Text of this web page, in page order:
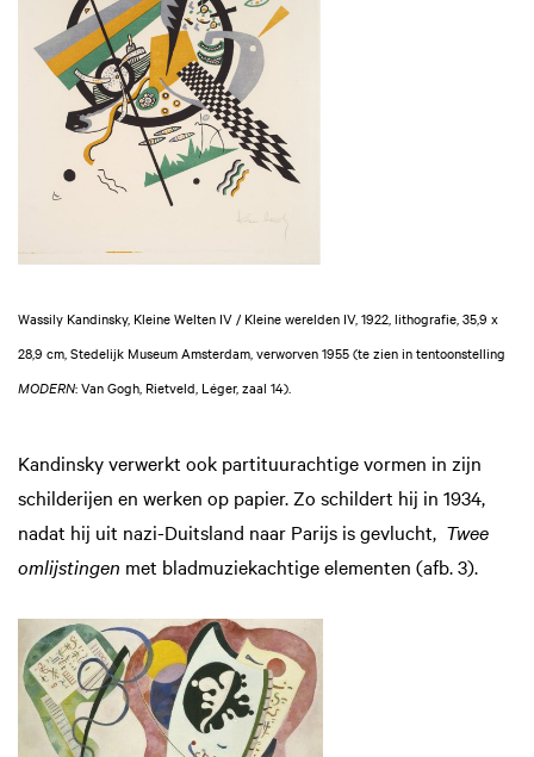
Wassily Kandinsky, Kleine Welten IV / Kleine werelden IV, 1922, lithografie, 35,9 x
28,9 cm, Stedelijk Museum Amsterdam, verworven 1955 (te zien in tentoonstelling
MODERN: Van Gogh, Rietveld, Léger, zaal 14).
Kandinsky verwerkt ook partituurachtige vormen in zijn
schilderijen en werken op papier. Zo schildert hij in 1934,
nadat hij uit nazi-Duitsland naar Parijs is gevlucht, Twee
omlijstingen met bladmuziekachtige elementen (afb. 3).